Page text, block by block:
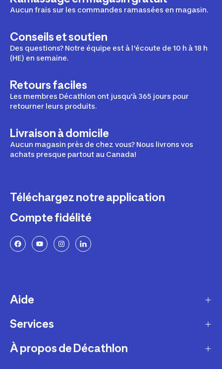
Aucun frais sur les commandes ramassées en magasin.
Conseils et soutien
Des questions? Notre équipe est à l'écoute de 10 h à 18 h
(HE) en semaine.
Retours faciles
Les membres Décathlon ont jusqu'à 365 jours pour
retourner leurs produits.
Livraison à domicile
Aucun magasin près de chez vous? Nous livrons vos
achats presque partout au Canada!
Téléchargez notre application
Compte fidélité
Aide
Livraison
Retours et échanges
Services
Programme de fidélité
À propos de Décathlon